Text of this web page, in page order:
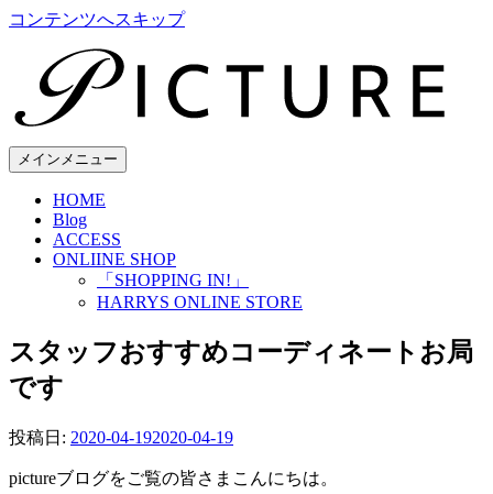
コンテンツへスキップ
メインメニュー
HOME
Blog
ACCESS
ONLIINE SHOP
「SHOPPING IN!」
HARRYS ONLINE STORE
スタッフおすすめコーディネートお局
です
投稿日: 2020-04-192020-04-19
pictureブログをご覧の皆さまこんにちは。